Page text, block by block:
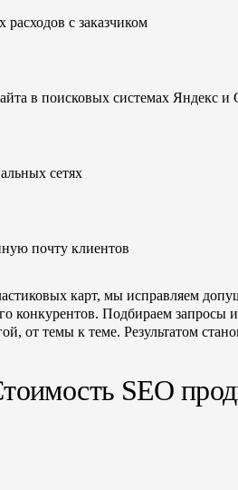
с заказчиком
в поисковых системах Яндекс и
сетях
почту клиентов
карт, мы исправляем
конкурентов. Подбираем
от темы к теме. Результатом
SEO